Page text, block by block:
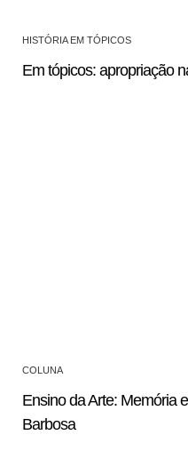
HISTÓRIA EM TÓPICOS
Em tópicos: apropriação
COLUNA
Ensino da Arte: Memória
Barbosa